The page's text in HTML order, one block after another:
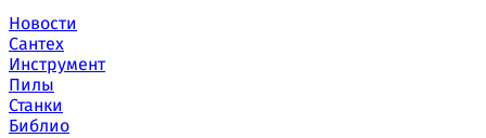
Новости
Сантех
Инструмент
Пилы
Станки
Библио